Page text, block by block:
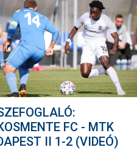
FC - MTK
II 1-2 (VIDEÓ)